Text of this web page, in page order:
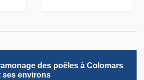
des poêles à Colomars
ses environs